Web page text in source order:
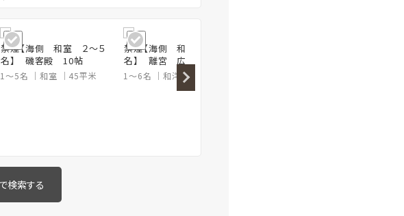
禁煙【海側 和室 ２～５
名】 磯客殿 10帖
1～5名 和室 45平米
禁煙【海側 和洋室 ２～６
名】 離宮 広々８４平米
1～6名 和洋室